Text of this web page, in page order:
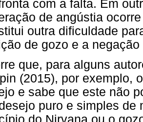
com a falta. Em
de angústia
outra dificuldade
de gozo e a negação
que, para alguns
(2015), por exemplo,
e sabe que este não
puro e simples de
do Nirvana ou o